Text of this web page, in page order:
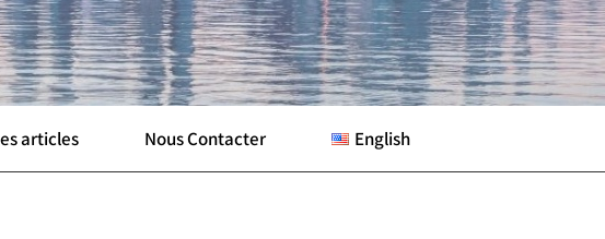
articles Nous Contacter English